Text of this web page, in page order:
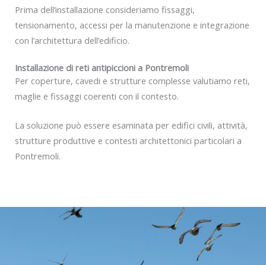
Prima dell’installazione consideriamo fissaggi,
tensionamento, accessi per la manutenzione e integrazione
con l’architettura dell’edificio.
Installazione di reti antipiccioni a Pontremoli
Per coperture, cavedi e strutture complesse valutiamo reti,
maglie e fissaggi coerenti con il contesto.
La soluzione può essere esaminata per edifici civili, attività,
strutture produttive e contesti architettonici particolari a
Pontremoli.